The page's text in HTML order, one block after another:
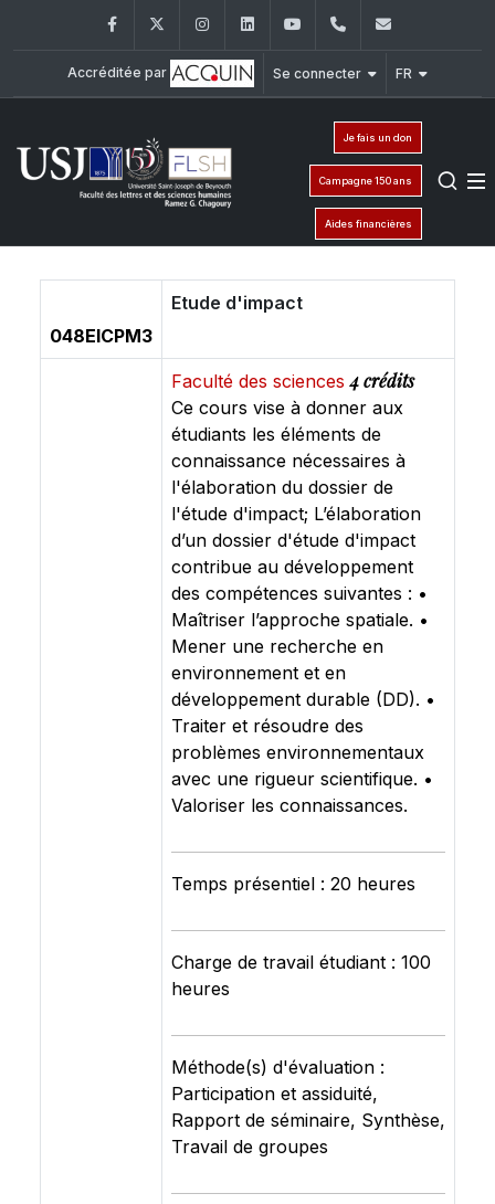
FacebookTwitter InstagramLinkedInYouTube+961 (1) 421 000
Accréditée par Se connecter FR
Je fais un don
Campagne 150 ans
Aides financières
048EICPM3
Etude d'impact
Faculté des sciences4 crédits
Ce cours vise à donner aux
étudiants les éléments de
connaissance nécessaires à
l'élaboration du dossier de
l'étude d'impact; L’élaboration
d’un dossier d'étude d'impact
contribue au développement
des compétences suivantes : •
Maîtriser l’approche spatiale. •
Mener une recherche en
environnement et en
développement durable (DD). •
Traiter et résoudre des
problèmes environnementaux
avec une rigueur scientifique. •
Valoriser les connaissances.
Temps présentiel : 20 heures
Charge de travail étudiant : 100
heures
Méthode(s) d'évaluation :
Participation et assiduité,
Rapport de séminaire, Synthèse,
Travail de groupes